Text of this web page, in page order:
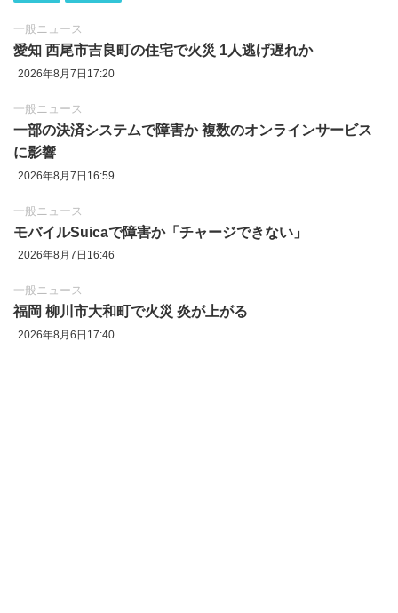
一般ニュース
愛知 西尾市吉良町の住宅で火災 1人逃げ遅れか
2026年8月7日17:20
一般ニュース
一部の決済システムで障害か 複数のオンラインサービス
に影響
2026年8月7日16:59
一般ニュース
モバイルSuicaで障害か「チャージできない」
2026年8月7日16:46
一般ニュース
福岡 柳川市大和町で火災 炎が上がる
2026年8月6日17:40